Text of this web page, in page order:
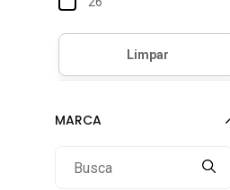
27
30
32